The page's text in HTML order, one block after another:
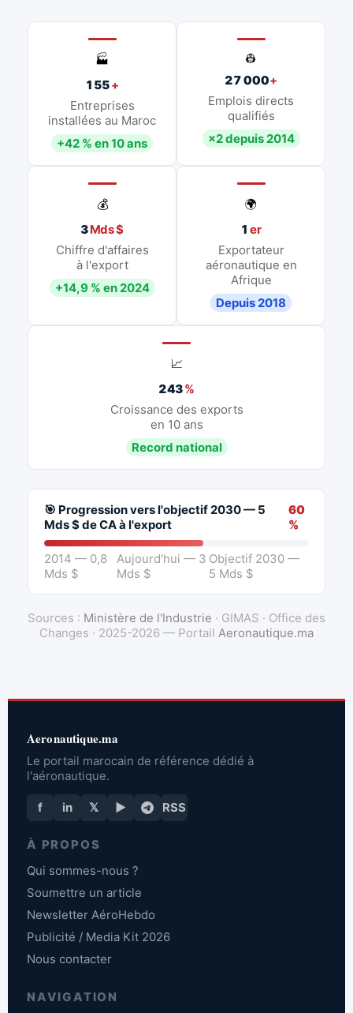
🏭
155+
Entreprises
installées au Maroc
+42 % en 10 ans
👷
27 000+
Emplois directs
qualifiés
×2 depuis 2014
💰
3Mds $
Chiffre d'affaires
à l'export
+14,9 % en 2024
🌍
1 er
Exportateur
aéronautique en
Afrique
Depuis 2018
📈
243%
Croissance des exports
en 10 ans
Record national
🎯 Progression vers l'objectif 2030 — 5
Mds $ de CA à l'export
60
%
2014 — 0,8
Mds $
Aujourd'hui — 3
Mds $
Objectif 2030 —
5 Mds $
Sources : Ministère de l'Industrie · GIMAS · Office des
Changes · 2025-2026 — Portail Aeronautique.ma
Aeronautique.ma
Le portail marocain de référence dédié à
l'aéronautique.
f in 𝕏 ▶ RSS
À PROPOS
Qui sommes-nous ?
Soumettre un article
Newsletter AéroHebdo
Publicité / Media Kit 2026
Nous contacter
NAVIGATION